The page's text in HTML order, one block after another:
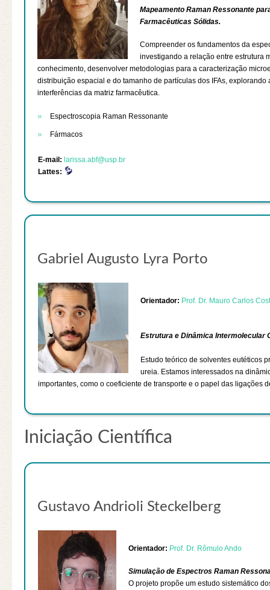
Mapeamento Raman Ressonante
Farmacêuticas Sólidas.
Compreender os fundamentos da
investigando a relação entre estrutura
conhecimento, desenvolver metodologias para a caracterização
distribuição espacial e do tamanho de partículas dos IFAs,
interferências da matriz farmacêutica.
Espectroscopia Raman Ressonante
Fármacos
E-mail: larissa.abf@usp.br
Lattes:
Gabriel Augusto Lyra Porto
Orientador: Prof. Dr. Mauro Carlos
Estrutura e Dinâmica Intermolecular
Estudo teórico de solventes eutéticos
ureia. Estamos interessados na
importantes, como o coeficiente de transporte e o papel das ligações
Iniciação Científica
Gustavo Andrioli Steckelberg
Orientador: Prof. Dr. Rômulo Ando
Simulação de Espectros Raman
O projeto propõe um estudo sistemático